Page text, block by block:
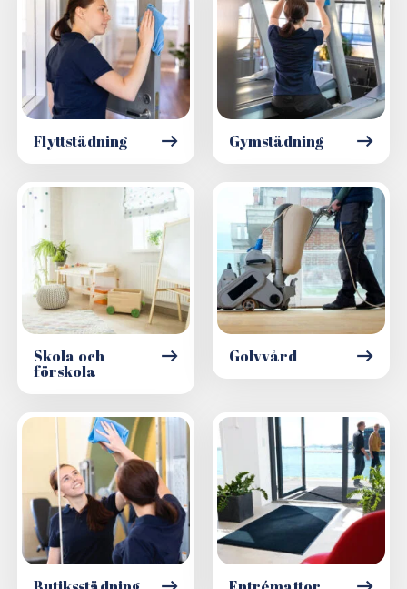
Flyttstädning Gymstädning
Skola och
förskola
Golvvård